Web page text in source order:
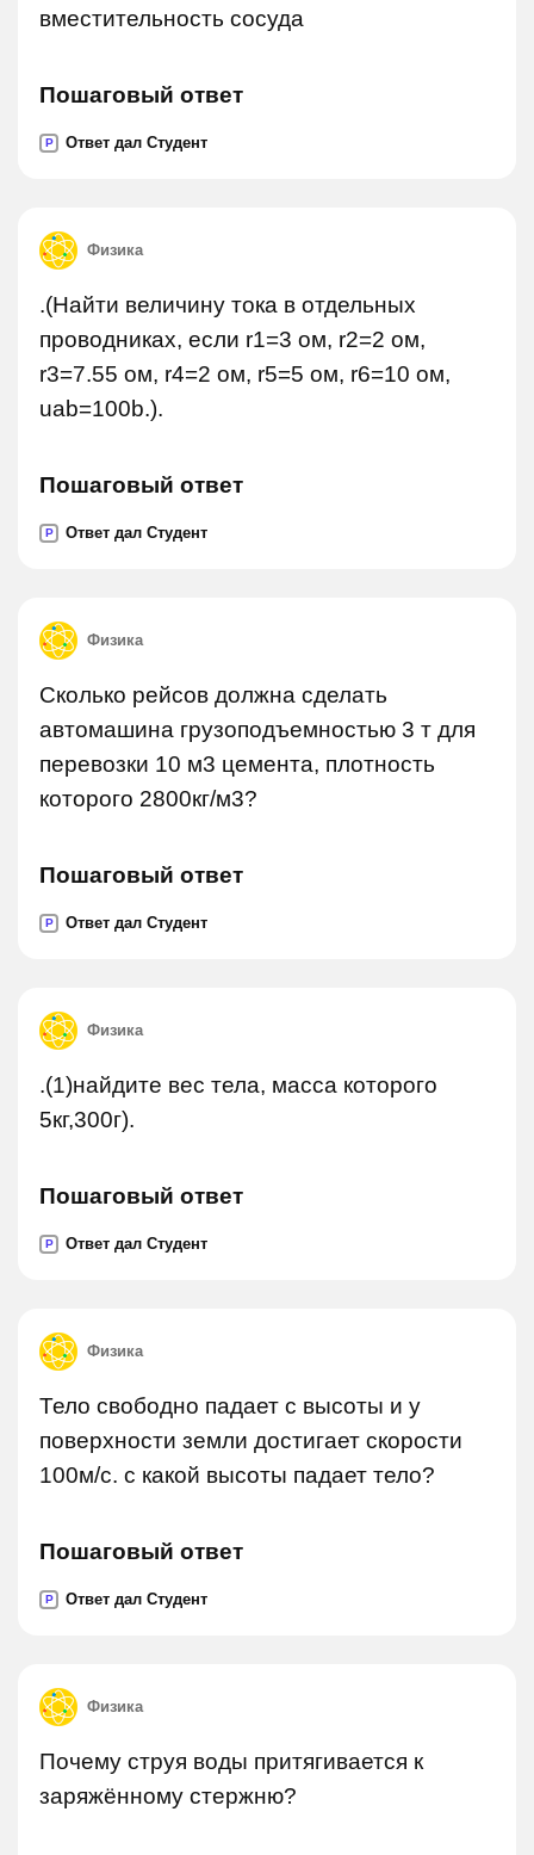
вместительность сосуда
Пошаговый ответ
P Ответ дал Студент
Физика
.(Найти величину тока в отдельных
проводниках, если r1=3 ом, r2=2 ом,
r3=7.55 ом, r4=2 ом, r5=5 ом, r6=10 ом,
uab=100b.).
Пошаговый ответ
P Ответ дал Студент
Физика
Сколько рейсов должна сделать
автомашина грузоподъемностью 3 т для
перевозки 10 м3 цемента, плотность
которого 2800кг/м3?
Пошаговый ответ
P Ответ дал Студент
Физика
.(1)найдите вес тела, масса которого
5кг,300г).
Пошаговый ответ
P Ответ дал Студент
Физика
Тело свободно падает с высоты и у
поверхности земли достигает скорости
100м/c. с какой высоты падает тело?
Пошаговый ответ
P Ответ дал Студент
Физика
Почему струя воды притягивается к
заряжённому стержню?